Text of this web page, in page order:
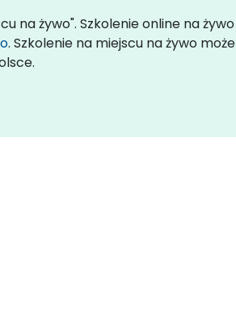
na żywo". Szkolenie online na żywo
. Szkolenie na miejscu na żywo może